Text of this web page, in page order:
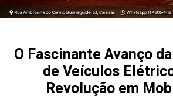
O Fascinante Avanço
de Veículos
Revolução em